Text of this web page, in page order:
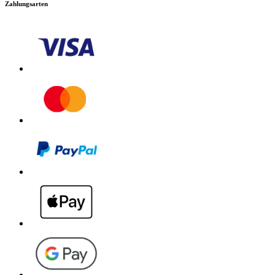
Download PDF
Handbuch
Zahlungsarten